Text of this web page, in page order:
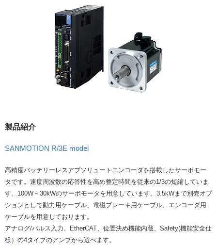
製品紹介
SANMOTION R/3E model
高精度バッテリーレスアブソリュートエンコーダを搭載したサーボモー
タです。速度周波数の応答性を高め整定時間を従来の1/3の短縮していま
す。100W～30kWのサーボモータを用意しています。3.5kWまで別売オプ
ションとして動力用ケーブル、電磁ブレーキ用ケーブル、エンコーダ用
ケーブルを用意しております。
アナログ/パルス入力、EtherCAT、位置決め機能内蔵、Safety(機能安全仕
様）の4タイプのアンプから選べます。